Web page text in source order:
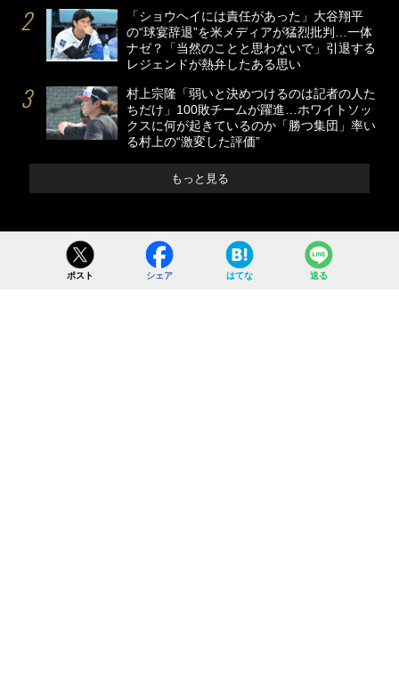
「ショウヘイには責任があった」大谷翔平
の“球宴辞退”を米メディアが猛烈批判…一体
ナゼ？「当然のことと思わないで」引退する
レジェンドが熱弁したある思い
村上宗隆「弱いと決めつけるのは記者の人た
ちだけ」100敗チームが躍進…ホワイトソッ
クスに何が起きているのか「勝つ集団」率い
る村上の“激変した評価”
もっと見る
ポスト シェア はてな 送る